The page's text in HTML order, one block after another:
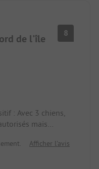
de l'île 8
: Avec 3 chiens,
mais
manger. Négatif :
trains qui
Afficher l'avis